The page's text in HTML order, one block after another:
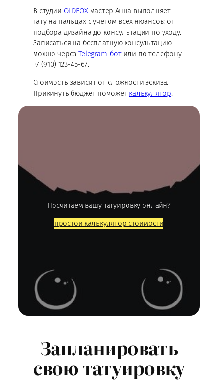
В студии OLDFOXмастер Анна выполняет
тату на пальцах с учётом всех нюансов: от
подбора дизайна до консультации по уходу.
Записаться на бесплатную консультацию
можно черезTelegram-ботили по телефону
+7 (910) 123-45-67.
Стоимость зависит от сложности эскиза.
Прикинуть бюджет поможет калькулятор.
Посчитаем вашу татуировку онлайн?
простой калькулятор стоимости
Запланировать
свою татуировку